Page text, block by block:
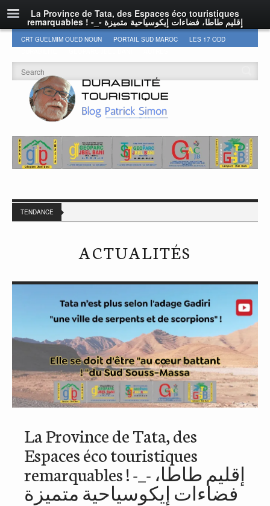
La Province de Tata, des Espaces éco touristiques
remarquables ! -_- إقليم طاطا، فضاءات إيكوسياحية متميزة
CRT GUELMIM OUED NOUN PORTAIL SUD MAROC
LES 17 ODD
TENDANCE
ACTUALITÉS
La Province de Tata, des
Espaces éco touristiques
remarquables ! -_- إقليم طاطا،
فضاءات إيكوسياحية متميزة